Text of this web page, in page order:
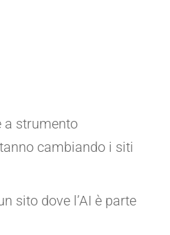
a strumento
cambiando i siti
sito dove l’AI è parte